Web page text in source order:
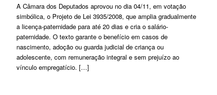
A Câmara dos Deputados aprovou no dia 04/11, em votação
simbólica, o Projeto de Lei 3935/2008, que amplia gradualmente
a licença-paternidade para até 20 dias e cria o salário-
paternidade. O texto garante o benefício em casos de
nascimento, adoção ou guarda judicial de criança ou
adolescente, com remuneração integral e sem prejuízo ao
vínculo empregatício. […]